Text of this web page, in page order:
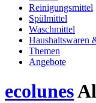
Reinigungsmittel
Spülmittel
Waschmittel
Haushaltswaren
Themen
Angebote
ecolunes